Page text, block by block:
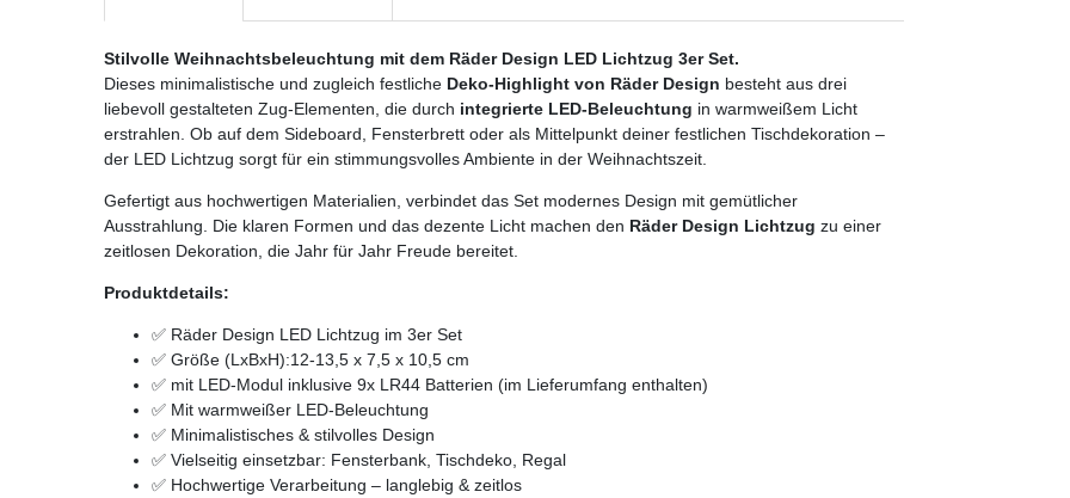
Stilvolle Weihnachtsbeleuchtung mit dem Räder Design LED Lichtzug 3er Set.
Dieses minimalistische und zugleich festliche Deko-Highlight von Räder Design besteht aus drei
liebevoll gestalteten Zug-Elementen, die durch integrierte LED-Beleuchtung in warmweißem Licht
erstrahlen. Ob auf dem Sideboard, Fensterbrett oder als Mittelpunkt deiner festlichen Tischdekoration –
der LED Lichtzug sorgt für ein stimmungsvolles Ambiente in der Weihnachtszeit.
Gefertigt aus hochwertigen Materialien, verbindet das Set modernes Design mit gemütlicher
Ausstrahlung. Die klaren Formen und das dezente Licht machen den Räder Design Lichtzug zu einer
zeitlosen Dekoration, die Jahr für Jahr Freude bereitet.
Produktdetails:
✅ Räder Design LED Lichtzug im 3er Set
✅ Größe (LxBxH):12-13,5 x 7,5 x 10,5 cm
✅ mit LED-Modul inklusive 9x LR44 Batterien (im Lieferumfang enthalten)
✅ Mit warmweißer LED-Beleuchtung
✅ Minimalistisches & stilvolles Design
✅ Vielseitig einsetzbar: Fensterbank, Tischdeko, Regal
✅ Hochwertige Verarbeitung – langlebig & zeitlos